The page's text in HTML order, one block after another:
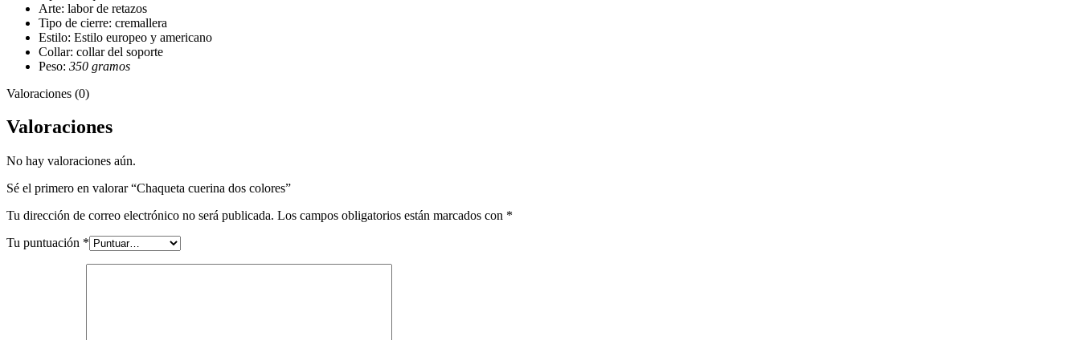
Arte: labor de retazos
Tipo de cierre: cremallera
Estilo: Estilo europeo y americano
Collar: collar del soporte
Peso: 350 gramos
Valoraciones (0)
Valoraciones
No hay valoraciones aún.
Sé el primero en valorar “Chaqueta cuerina dos colores”
Tu dirección de correo electrónico no será publicada. Los campos obligatorios están marcados con *
Tu puntuación *